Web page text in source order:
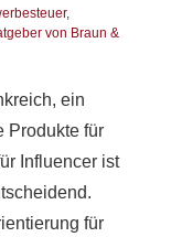
,
von Braun &
ein
Produkte für
Influencer ist
für